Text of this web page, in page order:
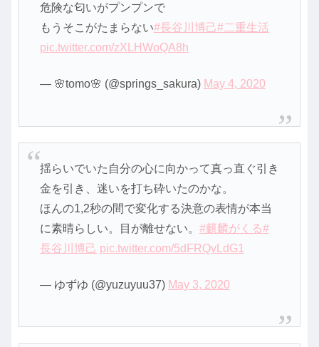
危険な匂いがプンプンで
もうそこがたまらない#長谷川博己#二重生活
pic.twitter.com/zXLHWoQA8h
— 🌸tomo🌸 (@springs_sakura) May 4, 2020
揺らいでいた自分の心に向かって真っ直ぐ引き
金を引き、迷いを打ち砕いたのかな。
ほんの1,2秒の間で変化する決意の表情が本当
に素晴らしい。目が離せない。 #麒麟がくる#
長谷川博己 pic.twitter.com/5dFRQvLdG1
— ゆずゆ (@yuzuyuu37) May 3, 2020